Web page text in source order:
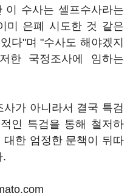
이 수사는 셀프수사라는
미 은폐 시도한 것 같은
다"며 "수사도 해야겠지
한 국정조사에 임하는
가 아니라서 결국 특검
인 특검을 통해 철저하
한 엄정한 문책이 뒤따
.